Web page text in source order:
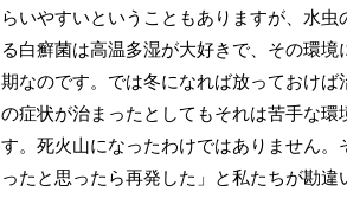
らいやすいということもありますが、水
る白癬菌は高温多湿が大好きで、その環
期なのです。では冬になれば放っておけ
の症状が治まったとしてもそれは苦手な
す。死火山になったわけではありません
ったと思ったら再発した」と私たちが勘違